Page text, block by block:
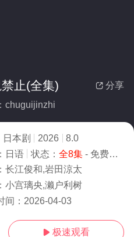
 分享
止(全集)
chuguijinzhi
日本剧 2026
8.0
日语 状态： 全8集- 免费在线观看
长江俊和,岩田涼太
小宫璃央,濑户利树
间： 2026-04-03
 极速观看